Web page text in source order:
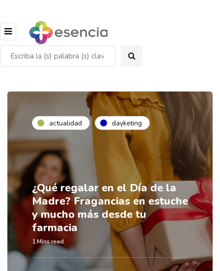
actualidad dayketing
¿Qué regalar en el Día de la
Madre? Fragancias en estuche
y mucho más desde tu
farmacia
1 Mins read